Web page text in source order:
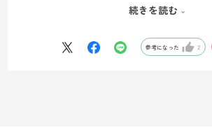
でちょうど良かったです。まだ登山初心者なので
続きを読む
参考になった 2